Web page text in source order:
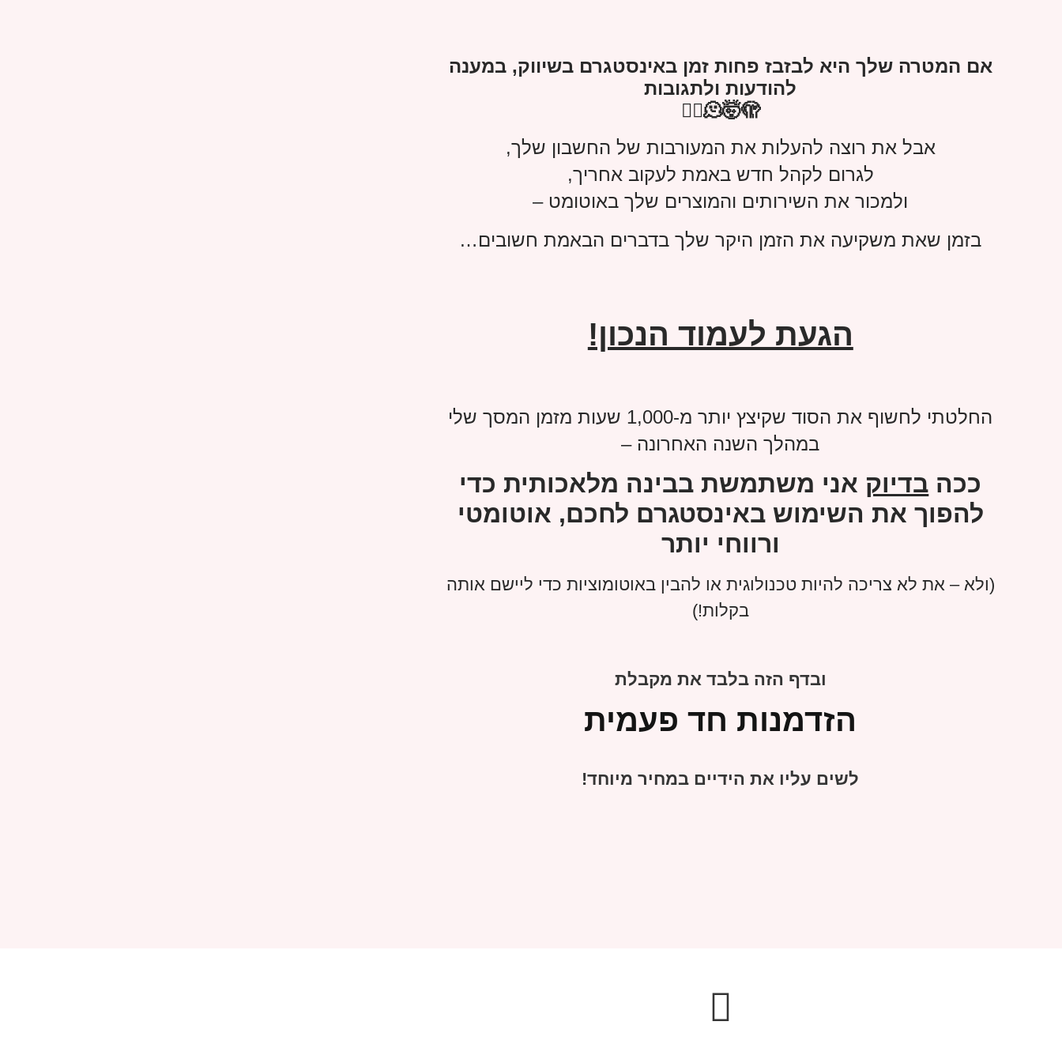
אם המטרה שלך היא לבזבז פחות זמן באינסטגרם בשיווק, במענה
להודעות ולתגובות
🫠🤯🫣😮‍💨
אבל את רוצה להעלות את המעורבות של החשבון שלך,
לגרום לקהל חדש באמת לעקוב אחריך,
ולמכור את השירותים והמוצרים שלך באוטומט –
בזמן שאת משקיעה את הזמן היקר שלך בדברים הבאמת חשובים…
הגעת לעמוד הנכון!
החלטתי לחשוף את הסוד שקיצץ יותר מ-1,000 שעות מזמן המסך שלי
במהלך השנה האחרונה –
ככה בדיוק אני משתמשת בבינה מלאכותית כדי
להפוך את השימוש באינסטגרם לחכם, אוטומטי
ורווחי יותר
(ולא – את לא צריכה להיות טכנולוגית או להבין באוטומוציות כדי ליישם אותה
בקלות!)
ובדף הזה בלבד את מקבלת
הזדמנות חד פעמית
לשים עליו את הידיים במחיר מיוחד!